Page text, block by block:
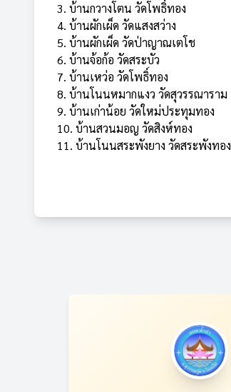
3. บ้านกวางโตน วัดโพธิ์ทอง
4. บ้านผักเผ็ด วัดแสงสว่าง
5. บ้านผักเผ็ด วัดป่าญาณเตโช
6. บ้านจ้อก้อ วัดสระบัว
7. บ้านเหว่อ วัดโพธิ์ทอง
8. บ้านโนนหมากแงว วัดสุวรรณาราม
9. บ้านเก่าน้อย วัดใหม่ประทุมทอง
10. บ้านสวนมอญ วัดสิงห์ทอง
11. บ้านโนนสระพังยาง วัดสระพังทอง